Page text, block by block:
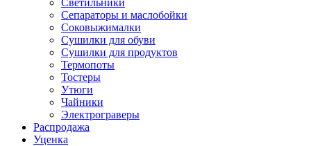
Сепараторы и маслобойки
Соковыжималки
Сушилки для обуви
Сушилки для продуктов
Термопоты
Тостеры
Утюги
Чайники
Электрограверы
Распродажа
Уценка